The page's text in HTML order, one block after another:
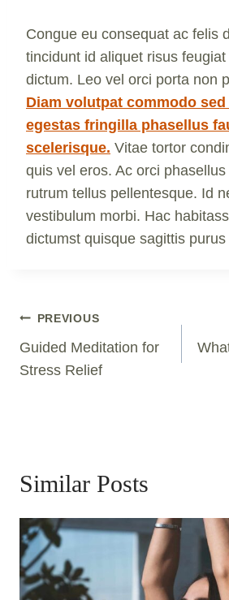
Congue eu consequat ac felis
tincidunt id aliquet risus
dictum. Leo vel orci porta non
Diam volutpat commodo sed
egestas fringilla phasellus
scelerisque. Vitae tortor
quis vel eros. Ac orci
rutrum tellus pellentesque. Id
vestibulum morbi. Hac
dictumst quisque sagittis
Post
Navigation
PREVIOUS
Guided Meditation for
Stress Relief
Similar Posts